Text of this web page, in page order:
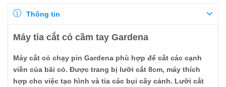
Thông tin
Máy tỉa cắt cỏ cầm tay Gardena
Máy cắt cỏ chạy pin Gardena phù hợp để cắt các cạnh
viền của bãi cỏ. Được trang bị lưỡi cắt 8cm, máy thích
hợp cho việc tạo hình và tỉa các bụi cây cảnh. Lưỡi cắt